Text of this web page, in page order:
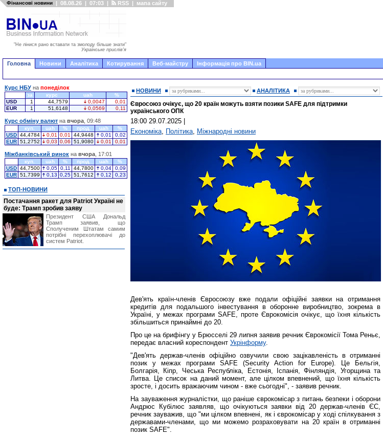
Фінансові новини | 08.08.26 | 07:03 | RSS | мапа сайту
"Не лінися рано вставати та змолоду більше знати"
Українське прислів'я
Головна Новини Аналітика Котирування Веб-майстру Інформація про BIN.ua
НОВИНИ АНАЛІТИКА
Євросоюз очікує, що 20 країн можуть взяти позики SAFE для підтримки
українського ОПК
18:00 29.07.2025
Економіка, Політика, Міжнародні новини
Дев'ять країн-членів Євросоюзу вже подали офіційні заявки на отримання
кредитів для подальшого інвестування в оборонне виробництво, зокрема в
Україні, у межах програми SAFE, проте Єврокомісія очікує, що їхня кількість
збільшиться принаймні до 20.
Про це на брифінгу у Брюсселі 29 липня заявив речник Єврокомісії Тома Реньє,
передає власний кореспондент Укрінформу.
"Дев'ять держав-членів офіційно озвучили свою зацікавленість в отриманні
позик у межах програми SAFE (Security Action for Europe). Це Бельгія,
Болгарія, Кіпр, Чеська Республіка, Естонія, Іспанія, Фінляндія, Угорщина та
Литва. Це список на даний момент, але цілком впевнений, що їхня кількість
зросте, і досить вражаючим чином - вже сьогодні", - заявив речник.
На зауваження журналістки, що раніше єврокомісар з питань безпеки і оборони
Андрюс Кубілюс заявляв, що очікуються заявки від 20 держав-членів ЄС,
речник зауважив, що "ми цілком впевнені, як і єврокомісар у ході спілкування з
державами-членами, що ми можемо розраховувати на 20 країн в отриманні
позик SAFE".
Курс НБУ на понеділок
за курс uah
%
USD
1 44,7579 0,0047
0,01
EUR
1 51,6148 0,0569 0,11
Курс обміну валют на вчора , 09:48
куп. uah % прод. uah
%
USD 44,4784 0,01 0,01 44,9448 0,01
0,02
EUR 51,2752 0,03 0,06 51,9080 0,01 0,01
Міжбанківський ринок на вчора , 17:01
куп. uah % прод. uah
%
USD 44,7500 0,05 0,11 44,7800 0,04
0,09
EUR 51,7399 0,13 0,25 51,7612 0,12 0,23
ТОП-НОВИНИ
Постачання ракет для Patriot Україні не
буде: Трамп зробив заяву
Президент США Дональд
Трамп заявив, що
Сполученим Штатам самим
потрібні перехоплювачі до
систем Patriot.